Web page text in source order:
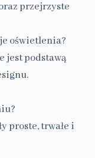
przejrzyste
oświetlenia?
jest podstawą
proste, trwałe i